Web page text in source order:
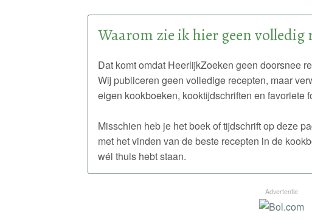
Waarom zie ik hier geen volledig
Dat komt omdat HeerlijkZoeken geen doorsnee
Wij publiceren geen volledige recepten, maar
eigen kookboeken, kooktijdschriften en favoriete
Misschien heb je het boek of tijdschrift op deze
met het vinden van de beste recepten in de
wél thuis hebt staan.
Advertentie